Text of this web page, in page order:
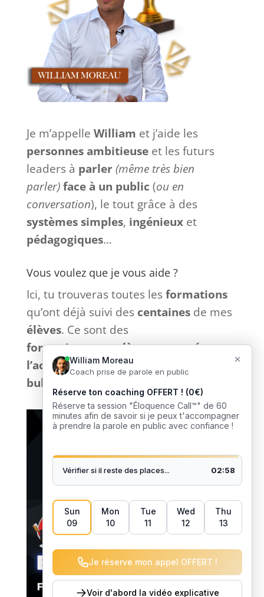
Je m’appelle William et j’aide les
personnes ambitieuseet les futurs
leaders à parler (même très bien
parler) face à un public (ou en
conversation), le tout grâce à des
systèmes simples, ingénieuxet
pédagogiques…
Vous voulez que je vous aide ?
Ici, tu trouveras toutes lesformations
qu’ont déjà suivi des centainesde mes
élèves. Ce sont des
formationscomplètesettournéesvers
l’actionsans bla-bla inutile et
bullshit